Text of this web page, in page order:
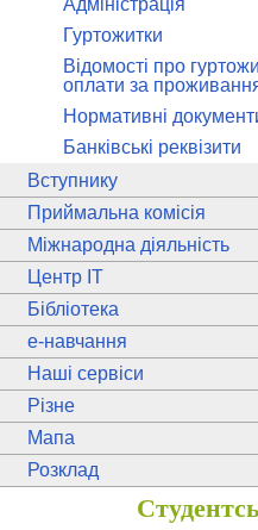
Адміністрація
Гуртожитки
Відомості про
оплати за
Нормативні
Банківські реквізити
Вступнику
Приймальна комісія
Міжнародна діяльність
Центр ІТ
Бібліотека
e-навчання
Наші сервіси
Різне
Мапа
Розклад